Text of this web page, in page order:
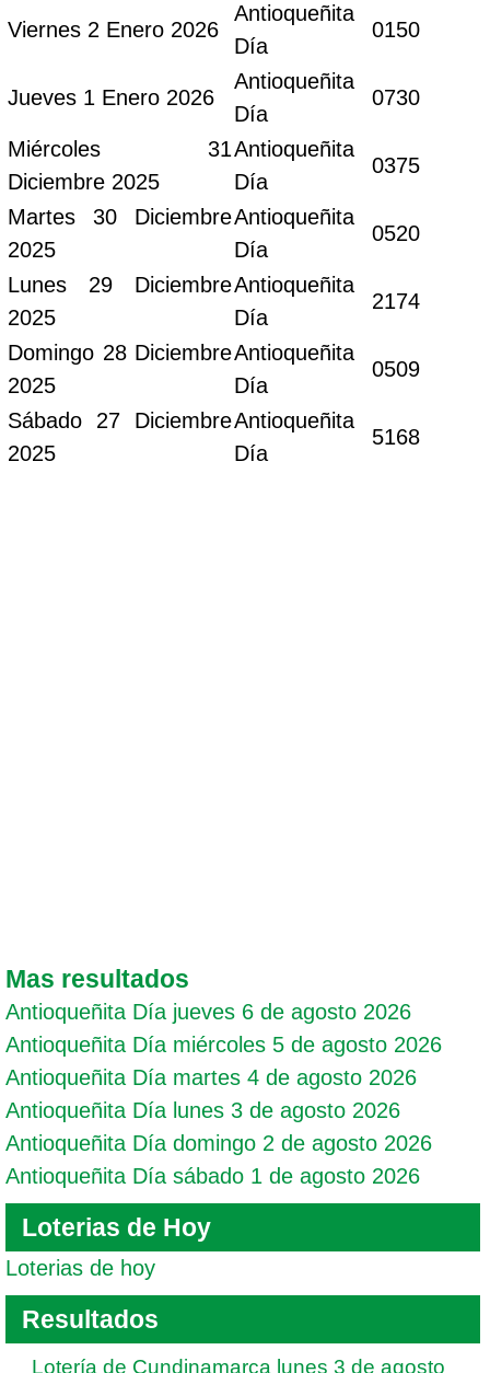
Viernes 2 Enero 2026
Antioqueñita
Día
0150
Jueves 1 Enero 2026
Antioqueñita
Día
0730
Miércoles 31
Diciembre 2025
Antioqueñita
Día
0375
Martes 30 Diciembre
2025
Antioqueñita
Día
0520
Lunes 29 Diciembre
2025
Antioqueñita
Día
2174
Domingo 28 Diciembre
2025
Antioqueñita
Día
0509
Sábado 27 Diciembre
2025
Antioqueñita
Día
5168
Mas resultados
Antioqueñita Día jueves 6 de agosto 2026
Antioqueñita Día miércoles 5 de agosto 2026
Antioqueñita Día martes 4 de agosto 2026
Antioqueñita Día lunes 3 de agosto 2026
Antioqueñita Día domingo 2 de agosto 2026
Antioqueñita Día sábado 1 de agosto 2026
Loterias de Hoy
Loterias de hoy
Resultados
Lotería de Cundinamarca lunes 3 de agosto